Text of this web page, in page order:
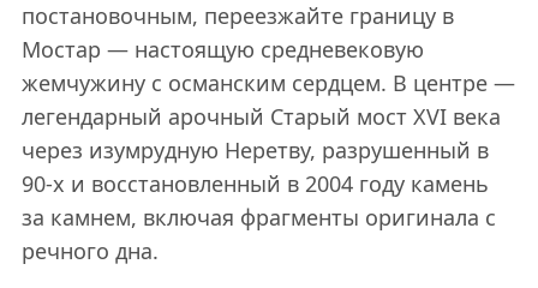
постановочным, переезжайте границу в
Мостар — настоящую средневековую
жемчужину с османским сердцем. В центре —
легендарный арочный Старый мост XVI века
через изумрудную Неретву, разрушенный в
90-х и восстановленный в 2004 году камень
за камнем, включая фрагменты оригинала с
речного дна.